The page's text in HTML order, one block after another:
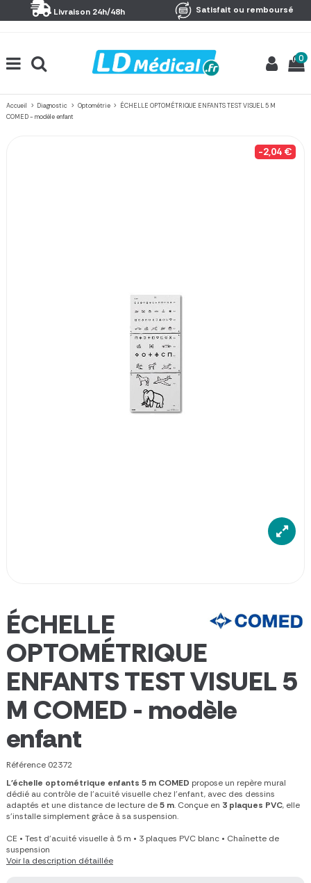
Livraison 24h/48h Satisfait ou remboursé
0
Accueil Diagnostic Optométrie
ÉCHELLE OPTOMÉTRIQUE ENFANTS TEST VISUEL 5 M
COMED - modèle enfant
-2,04 €
ÉCHELLE
OPTOMÉTRIQUE
ENFANTS TEST VISUEL 5
M COMED - modèle
enfant
Référence 02372
L'échelle optométrique enfants 5 m COMED propose un repère mural
dédié au contrôle de l'acuité visuelle chez l'enfant, avec des dessins
adaptés et une distance de lecture de5 m. Conçue en 3 plaques PVC, elle
s'installe simplement grâce à sa suspension.
CE • Test d'acuité visuelle à 5 m • 3 plaques PVC blanc • Chaînette de
suspension
Voir la description détaillée
Panneau de gestion des cookies